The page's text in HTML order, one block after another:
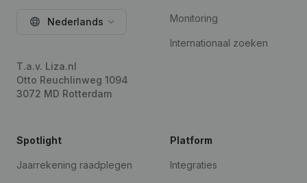
Nederlands
T.a.v. Liza.nl
Otto Reuchlinweg 1094
3072 MD Rotterdam
Monitoring
Internationaal zoeken
Spotlight
Jaarrekening raadplegen
Platform
Integraties